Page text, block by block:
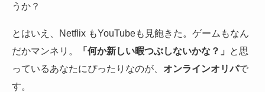
うか？
とはいえ、Netflix もYouTubeも見飽きた。ゲームもなん
だかマンネリ。
「何か新しい暇つぶしないかな？」
と思
っているあなたにぴったりなのが、 オンラインオリパで
す。